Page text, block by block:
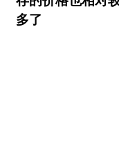
多了